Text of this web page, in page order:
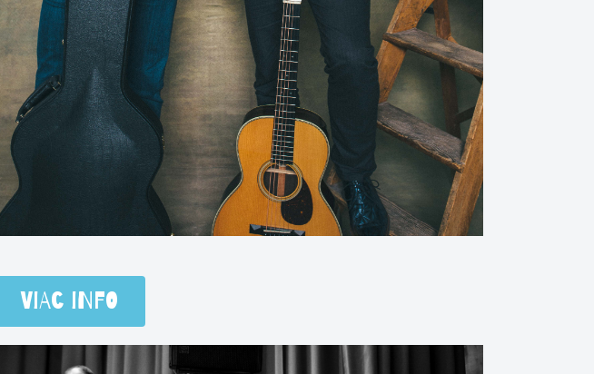
Viac info